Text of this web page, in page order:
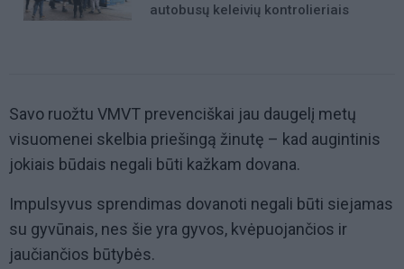
autobusų keleivių kontrolieriais
Savo ruožtu VMVT prevenciškai jau daugelį metų
visuomenei skelbia priešingą žinutę – kad augintinis
jokiais būdais negali būti kažkam dovana.
Impulsyvus sprendimas dovanoti negali būti siejamas
su gyvūnais, nes šie yra gyvos, kvėpuojančios ir
jaučiančios būtybės.